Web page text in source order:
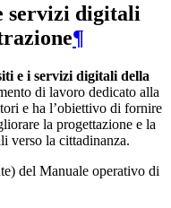
servizi digitali
¶
e i servizi digitali della
di lavoro dedicato alla
e ha l’obiettivo di fornire
la progettazione e la
verso la cittadinanza.
del Manuale operativo di